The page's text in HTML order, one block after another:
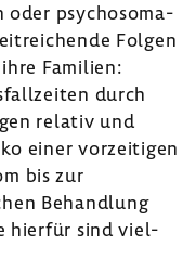
oder psycho­so­ma­
Folgen
Fami­lien:
durch
relativ und
einer vorzei­tigen
bis zur
Behand­lung
hierfür sind viel­